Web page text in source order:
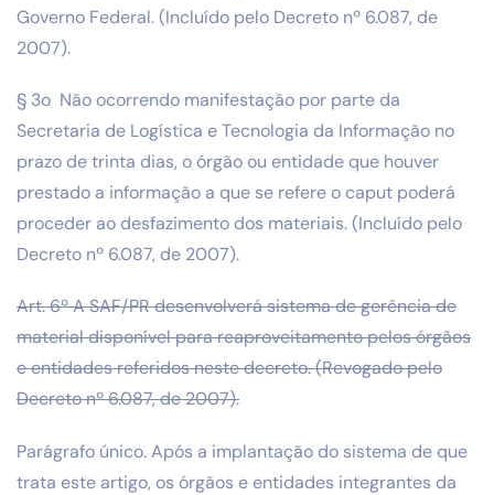
Governo Federal. (Incluído pelo Decreto nº 6.087, de
2007).
§ 3o Não ocorrendo manifestação por parte da
Secretaria de Logística e Tecnologia da Informação no
prazo de trinta dias, o órgão ou entidade que houver
prestado a informação a que se refere o caput poderá
proceder ao desfazimento dos materiais. (Incluído pelo
Decreto nº 6.087, de 2007).
Art. 6º A SAF/PR desenvolverá sistema de gerência de
material disponível para reaproveitamento pelos órgãos
e entidades referidos neste decreto. (Revogado pelo
Decreto nº 6.087, de 2007).
Parágrafo único. Após a implantação do sistema de que
trata este artigo, os órgãos e entidades integrantes da